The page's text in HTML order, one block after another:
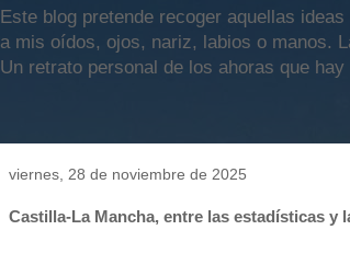
Este blog pretende recoger aquellas
a mis oídos, ojos, nariz, labios o manos.
Un retrato personal de los ahoras que
viernes, 28 de noviembre de 2025
Castilla-La Mancha, entre las estadísticas y